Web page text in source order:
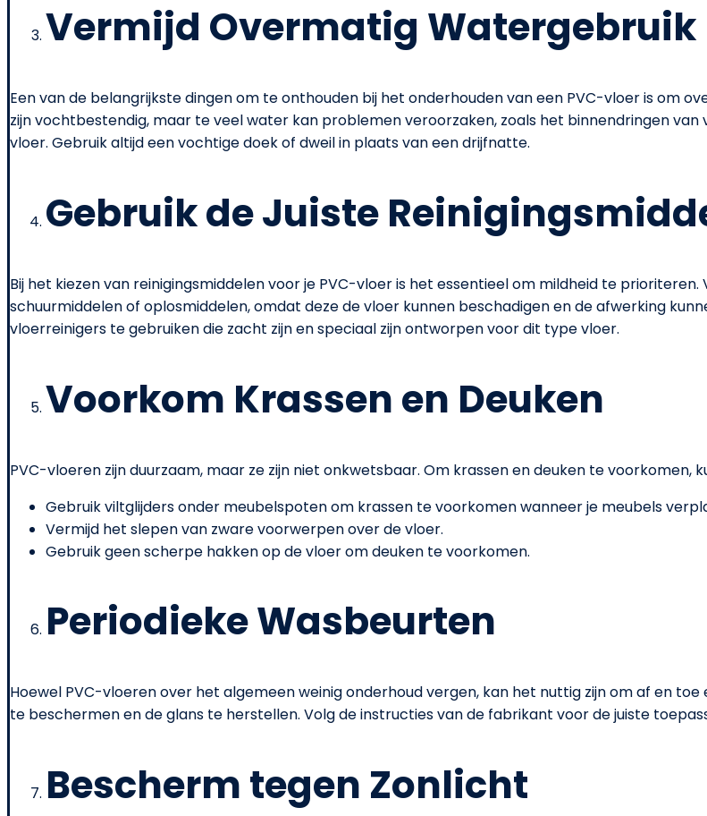
Vermijd Overmatig Watergebruik
Een van de belangrijkste dingen om te onthouden bij het onderhouden van een PVC-vloer is om
zijn vochtbestendig, maar te veel water kan problemen veroorzaken, zoals het binnendringen
vloer. Gebruik altijd een vochtige doek of dweil in plaats van een drijfnatte.
Gebruik de Juiste
Bij het kiezen van reinigingsmiddelen voor je PVC-vloer is het essentieel om mildheid te
schuurmiddelen of oplosmiddelen, omdat deze de vloer kunnen beschadigen en de afwerking
vloerreinigers te gebruiken die zacht zijn en speciaal zijn ontworpen voor dit type vloer.
Voorkom Krassen en Deuken
PVC-vloeren zijn duurzaam, maar ze zijn niet onkwetsbaar. Om krassen en deuken te voorkomen,
Gebruik viltglijders onder meubelspoten om krassen te voorkomen wanneer je meubels
Vermijd het slepen van zware voorwerpen over de vloer.
Gebruik geen scherpe hakken op de vloer om deuken te voorkomen.
Periodieke Wasbeurten
Hoewel PVC-vloeren over het algemeen weinig onderhoud vergen, kan het nuttig zijn om af en
te beschermen en de glans te herstellen. Volg de instructies van de fabrikant voor de juiste
Bescherm tegen Zonlicht